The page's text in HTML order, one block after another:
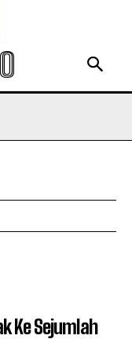
Ke Sejumlah